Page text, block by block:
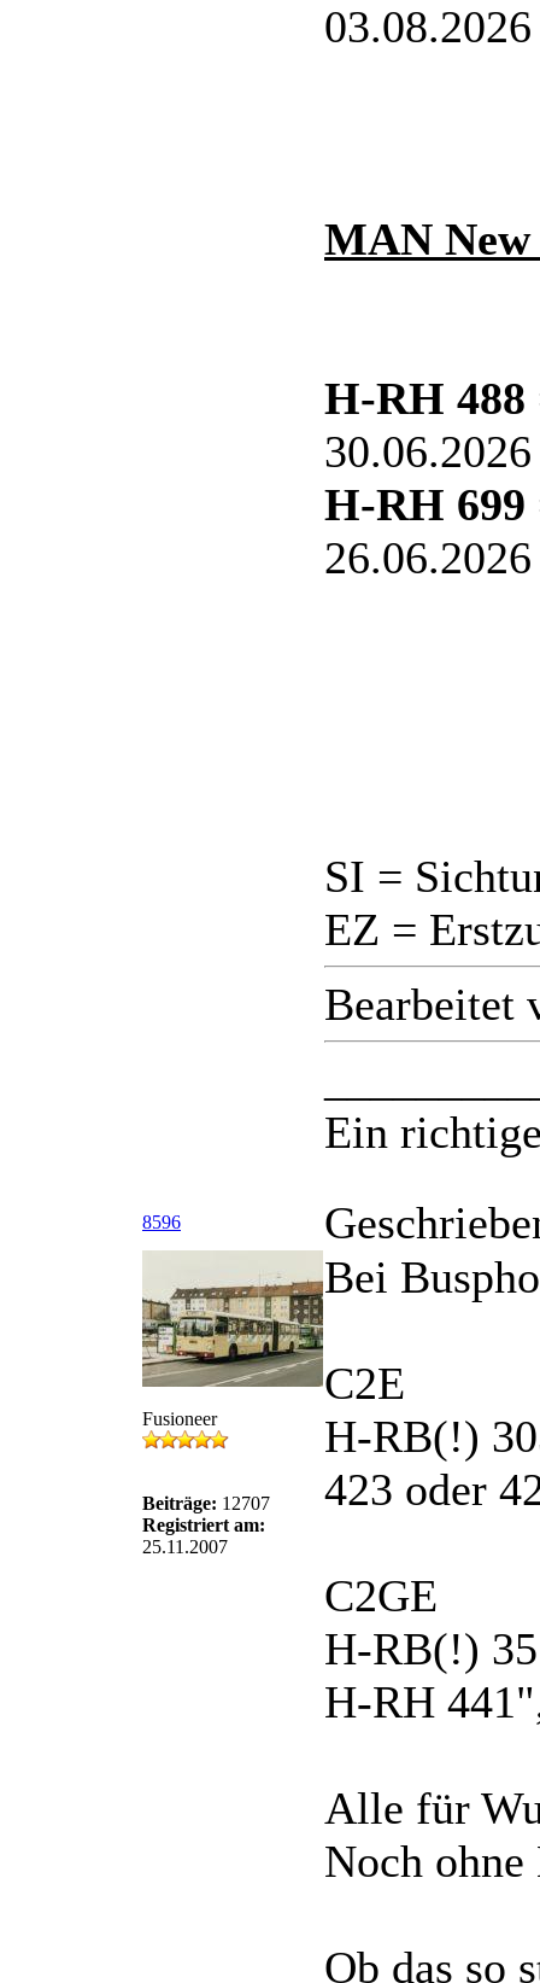
03.08.2026
MAN
H-RH 488
30.06.2026
H-RH 699
26.06.2026
SI =
EZ =
Bearbeitet
Ein
8596
Fusioneer
Beiträge: 12707
Registriert am:
25.11.2007
Bei
C2E
H-RB(!)
423 oder
C2GE
H-RB(!)
H-RH
Alle für
Noch
Ob das so